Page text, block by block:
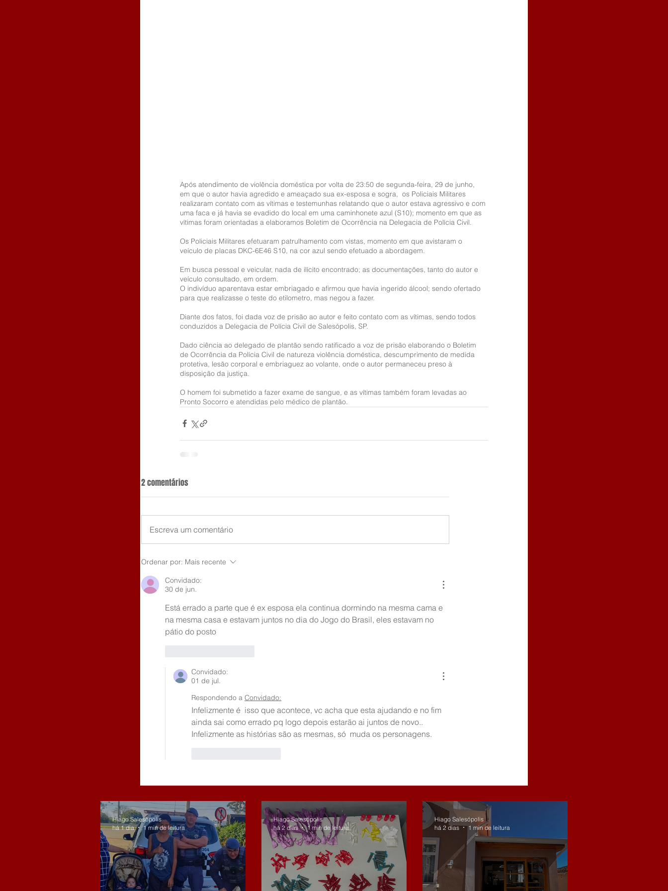
Após atendimento de violência doméstica por volta de 23:50 de segunda-feira, 29 de junho,
em que o autor havia agredido e ameaçado sua ex-esposa e sogra,  os Policiais Militares
realizaram contato com as vítimas e testemunhas relatando que o autor estava agressivo e com
uma faca e já havia se evadido do local em uma caminhonete azul (S10); momento em que as
vítimas foram orientadas a elaboramos Boletim de Ocorrência na Delegacia de Polícia Civil.
Os Policiais Militares efetuaram patrulhamento com vistas, momento em que avistaram o
veículo de placas DKC-6E46 S10, na cor azul sendo efetuado a abordagem.
Em busca pessoal e veicular, nada de ilícito encontrado; as documentações, tanto do autor e
veículo consultado, em ordem.
O indivíduo aparentava estar embriagado e afirmou que havia ingerido álcool; sendo ofertado
para que realizasse o teste do etilometro, mas negou a fazer.
Diante dos fatos, foi dada voz de prisão ao autor e feito contato com as vítimas, sendo todos
conduzidos a Delegacia de Polícia Civil de Salesópolis, SP.
Dado ciência ao delegado de plantão sendo ratificado a voz de prisão elaborando o Boletim
de Ocorrência da Polícia Civil de natureza violência doméstica, descumprimento de medida
protetiva, lesão corporal e embriaguez ao volante, onde o autor permaneceu preso à
disposição da justiça.
O homem foi submetido a fazer exame de sangue, e as vítimas também foram levadas ao
Pronto Socorro e atendidas pelo médico de plantão.
2 comentários
Escreva um comentário
Ordenar por: Mais recente
Convidado:
30 de jun.
Está errado a parte que é ex esposa ela continua dormindo na mesma cama e
na mesma casa e estavam juntos no dia do Jogo do Brasil, eles estavam no
pátio do posto
Convidado:
01 de jul.
Respondendo a Convidado:
Infelizmente é  isso que acontece, vc acha que esta ajudando e no fim
ainda sai como errado pq logo depois estarão ai juntos de novo..
Infelizmente as histórias são as mesmas, só  muda os personagens.
Hiago Salesópolis
há 1 dia
1 min de leitura
Hiago Salesópolis
há 2 dias
1 min de leitura
Hiago Salesópolis
há 2 dias
1 min de leitura